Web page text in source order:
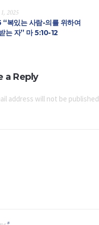
2025
복있는 사람-의를 위하여
는 자” 마 5:10-12
a Reply
address will not be